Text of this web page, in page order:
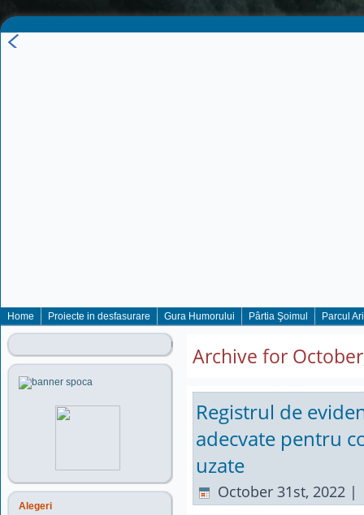
Home Proiecte in desfasurare Gura Humorului Pârtia Şoimul Parcul
Alegeri
Archive for
Registrul de
adecvate pentru
uzate
October 31st, 2022 |